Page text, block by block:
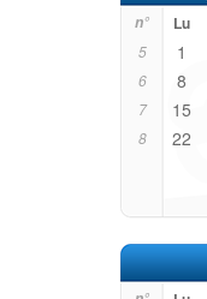
n° Lu
5 1
6 8
7 15
8 22